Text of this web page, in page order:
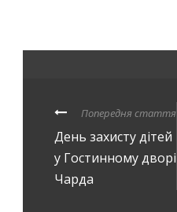
Попередня стаття
День захисту дітей
у Гостинному дворі
Чарда